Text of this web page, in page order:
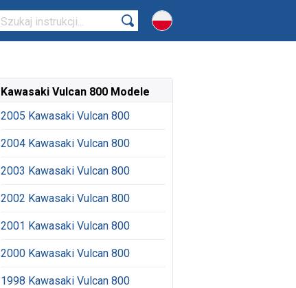
Kawasaki Vulcan 800 Modele
2005 Kawasaki Vulcan 800
2004 Kawasaki Vulcan 800
2003 Kawasaki Vulcan 800
2002 Kawasaki Vulcan 800
2001 Kawasaki Vulcan 800
2000 Kawasaki Vulcan 800
1998 Kawasaki Vulcan 800